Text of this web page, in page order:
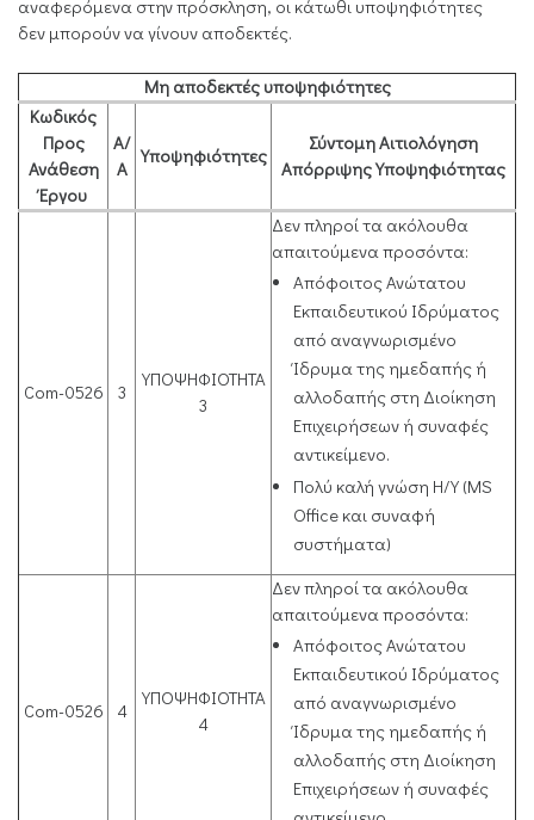
αναφερόμενα στην πρόσκληση, οι κάτωθι υποψηφιότητες
δεν μπορούν να γίνουν αποδεκτές.
Μη αποδεκτές υποψηφιότητες
Κωδικός
Προς
Ανάθεση
Έργου
Α/
Α
Υποψηφιότητες
Σύντομη Αιτιολόγηση
Απόρριψης Υποψηφιότητας
Com-0526 3
ΥΠΟΨΗΦΙΟΤΗΤΑ
3
Δεν πληροί τα ακόλουθα
απαιτούμενα προσόντα:
Απόφοιτος Ανώτατου
Εκπαιδευτικού Ιδρύματος
από αναγνωρισμένο
Ίδρυμα της ημεδαπής ή
αλλοδαπής στη Διοίκηση
Επιχειρήσεων ή συναφές
αντικείμενο.
Πολύ καλή γνώση Η/Υ (MS
Office και συναφή
συστήματα)
Com-0526 4
ΥΠΟΨΗΦΙΟΤΗΤΑ
4
Δεν πληροί τα ακόλουθα
απαιτούμενα προσόντα:
Απόφοιτος Ανώτατου
Εκπαιδευτικού Ιδρύματος
από αναγνωρισμένο
Ίδρυμα της ημεδαπής ή
αλλοδαπής στη Διοίκηση
Επιχειρήσεων ή συναφές